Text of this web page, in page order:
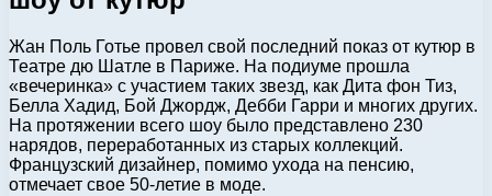
Жан Поль Готье провел свой последний показ от кутюр в
Театре дю Шатле в Париже. На подиуме прошла
«вечеринка» с участием таких звезд, как Дита фон Тиз,
Белла Хадид, Бой Джордж, Дебби Гарри и многих других.
На протяжении всего шоу было представлено 230
нарядов, переработанных из старых коллекций.
Французский дизайнер, помимо ухода на пенсию,
отмечает свое 50-летие в моде.